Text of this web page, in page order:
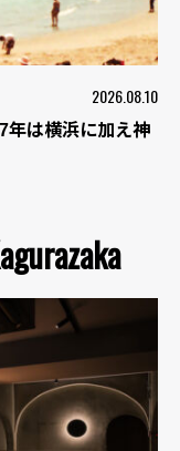
2026.08.10
年は横浜に加え神